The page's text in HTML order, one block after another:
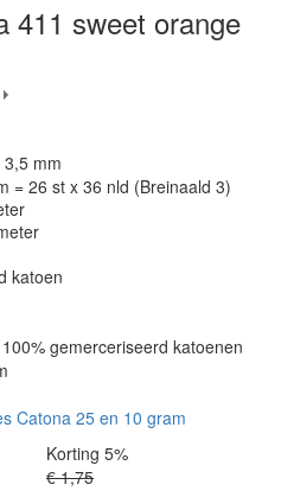
411 sweet orange
mm
= 26 st x 36 nld (Breinaald 3)
katoen
gemerceriseerd katoenen
Catona 25 en 10 gram
Korting 5%
€ 1,75